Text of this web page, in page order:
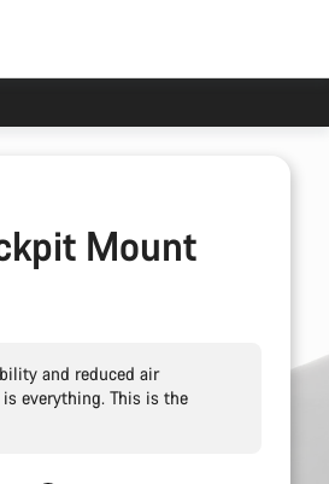
Mount
and reduced air
everything. This is the